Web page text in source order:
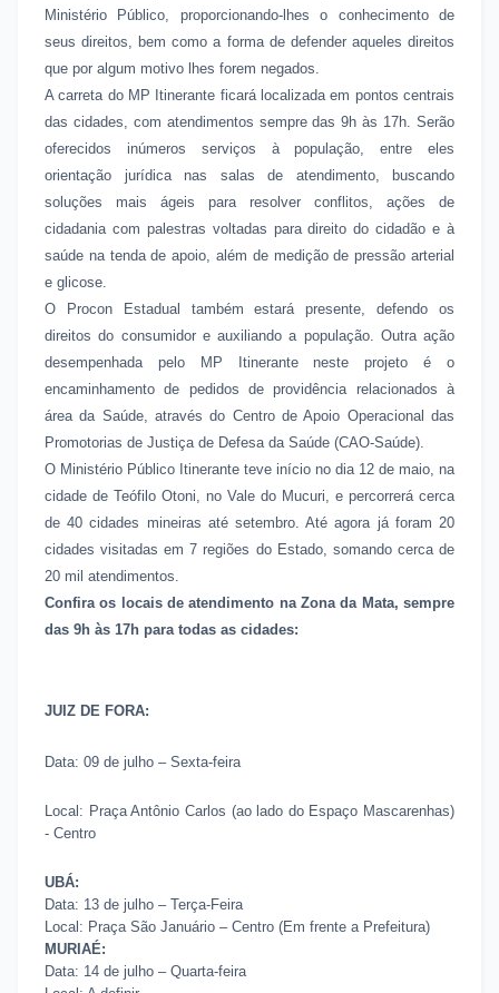
Ministério Público, proporcionando-lhes o conhecimento de
seus direitos, bem como a forma de defender aqueles direitos
que por algum motivo lhes forem negados.
A carreta do MP Itinerante ficará localizada em pontos centrais
das cidades, com atendimentos sempre das 9h às 17h. Serão
oferecidos inúmeros serviços à população, entre eles
orientação jurídica nas salas de atendimento, buscando
soluções mais ágeis para resolver conflitos, ações de
cidadania com palestras voltadas para direito do cidadão e à
saúde na tenda de apoio, além de medição de pressão arterial
e glicose.
O Procon Estadual também estará presente, defendo os
direitos do consumidor e auxiliando a população. Outra ação
desempenhada pelo MP Itinerante neste projeto é o
encaminhamento de pedidos de providência relacionados à
área da Saúde, através do Centro de Apoio Operacional das
Promotorias de Justiça de Defesa da Saúde (CAO-Saúde).
O Ministério Público Itinerante teve início no dia 12 de maio, na
cidade de Teófilo Otoni, no Vale do Mucuri, e percorrerá cerca
de 40 cidades mineiras até setembro. Até agora já foram 20
cidades visitadas em 7 regiões do Estado, somando cerca de
20 mil atendimentos.
Confira os locais de atendimento na Zona da Mata, sempre
das 9h às 17h para todas as cidades:
JUIZ DE FORA:
Data: 09 de julho – Sexta-feira
Local: Praça Antônio Carlos (ao lado do Espaço Mascarenhas)
- Centro
UBÁ:
Data: 13 de julho – Terça-Feira
Local: Praça São Januário – Centro (Em frente a Prefeitura)
MURIAÉ:
Data: 14 de julho – Quarta-feira